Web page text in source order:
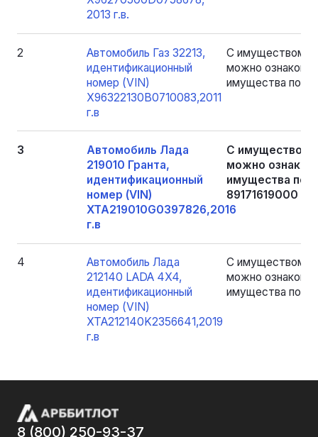
2013 г.в.
2
Автомобиль Газ 32213,
идентификационный
номер (VIN)
X96322130B0710083,2011
г.в
С имуществом,
можно
имущества по
3
Автомобиль Лада
219010 Гранта,
идентификационный
номер (VIN)
XTA219010G0397826,2016
г.в
С имуществом,
можно
имущества по
89171619000
4
Автомобиль Лада
212140 LADA 4X4,
идентификационный
номер (VIN)
XTA212140K2356641,2019
г.в
С имуществом,
можно
имущества по
8 (800) 250-93-37